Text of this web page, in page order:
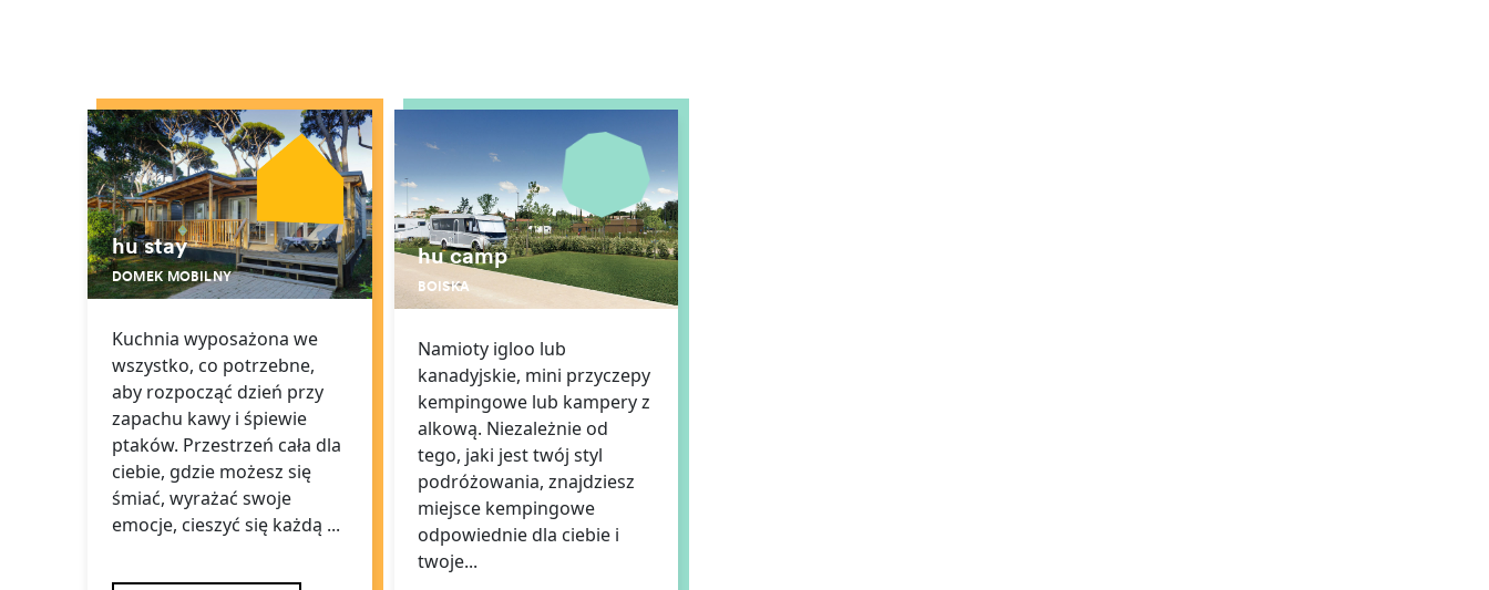
hu stay
DOMEK MOBILNY
Kuchnia wyposażona we
wszystko, co potrzebne,
aby rozpocząć dzień przy
zapachu kawy i śpiewie
ptaków. Przestrzeń cała dla
ciebie, gdzie możesz się
śmiać, wyrażać swoje
emocje, cieszyć się każdą ...
hu camp
BOISKA
Namioty igloo lub
kanadyjskie, mini przyczepy
kempingowe lub kampery z
alkową. Niezależnie od
tego, jaki jest twój styl
podróżowania, znajdziesz
miejsce kempingowe
odpowiednie dla ciebie i
twoje...